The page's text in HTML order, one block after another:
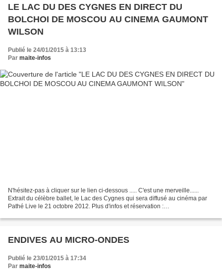
LE LAC DU DES CYGNES EN DIRECT DU
BOLCHOI DE MOSCOU AU CINEMA GAUMONT
WILSON
Publié le 24/01/2015 à 13:13
Par maite-infos
N'hésitez-pas à cliquer sur le lien ci-dessous ..... C'est une merveille......
Extrait du célèbre ballet, le Lac des Cygnes qui sera diffusé au cinéma par
Pathé Live le 21 octobre 2012. Plus d'infos et réservation :
ENDIVES AU MICRO-ONDES
Publié le 23/01/2015 à 17:34
Par maite-infos